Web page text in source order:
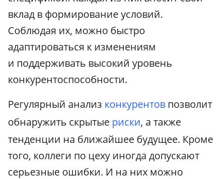
вклад в формирование условий.
Соблюдая их, можно быстро
адаптироваться к изменениям
и поддерживать высокий уровень
конкурентоспособности.
Регулярный анализ конкурентов позволит
обнаружить скрытые риски, а также
тенденции на ближайшее будущее. Кроме
того, коллеги по цеху иногда допускают
серьезные ошибки. И на них можно